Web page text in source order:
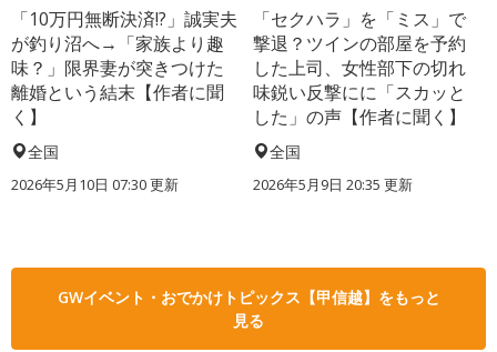
「10万円無断決済!?」誠実夫
が釣り沼へ→「家族より趣
味？」限界妻が突きつけた
離婚という結末【作者に聞
く】
全国
2026年5月10日 07:30 更新
「セクハラ」を「ミス」で
撃退？ツインの部屋を予約
した上司、女性部下の切れ
味鋭い反撃にに「スカッと
した」の声【作者に聞く】
全国
2026年5月9日 20:35 更新
GWイベント・おでかけトピックス【甲信越】をもっと
見る